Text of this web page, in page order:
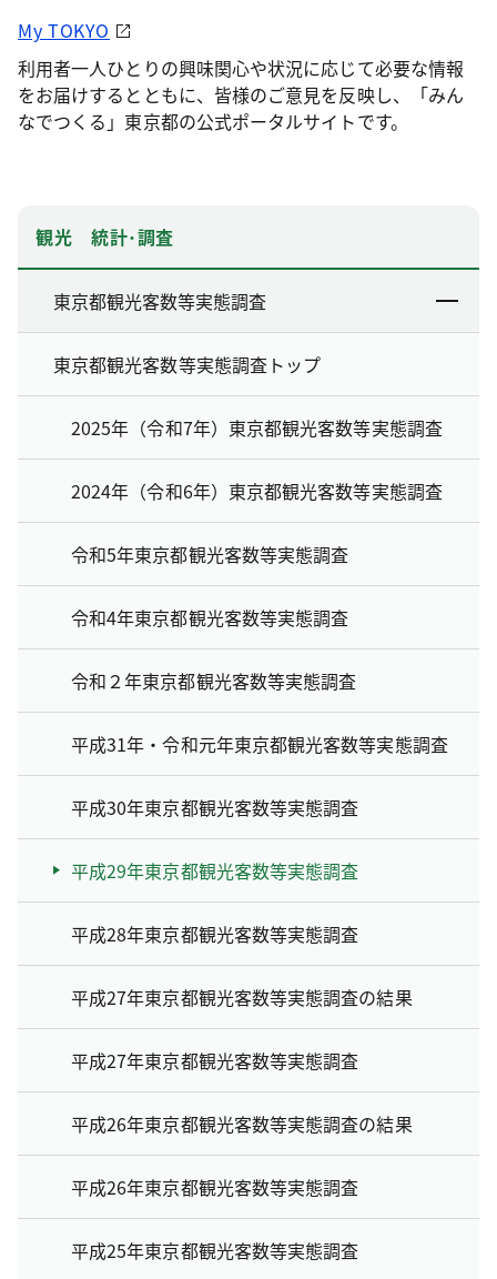
My TOKYO
利用者一人ひとりの興味関心や状況に応じて必要な情報
をお届けするとともに、皆様のご意見を反映し、「みん
なでつくる」東京都の公式ポータルサイトです。
観光 統計･調査
東京都観光客数等実態調査
東京都観光客数等実態調査トップ
2025年（令和7年）東京都観光客数等実態調査
2024年（令和6年）東京都観光客数等実態調査
令和5年東京都観光客数等実態調査
令和4年東京都観光客数等実態調査
令和２年東京都観光客数等実態調査
平成31年・令和元年東京都観光客数等実態調査
平成30年東京都観光客数等実態調査
平成29年東京都観光客数等実態調査
平成28年東京都観光客数等実態調査
平成27年東京都観光客数等実態調査の結果
平成27年東京都観光客数等実態調査
平成26年東京都観光客数等実態調査の結果
平成26年東京都観光客数等実態調査
平成25年東京都観光客数等実態調査